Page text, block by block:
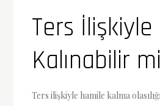
Ters
Kalınabilir
Ters ilişkiyle hamile kalma